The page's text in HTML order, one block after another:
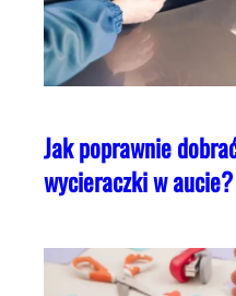
Jak poprawnie
wycieraczki w aucie?